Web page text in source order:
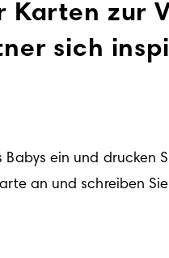
Karten zur
sich
ein und
an und schreiben